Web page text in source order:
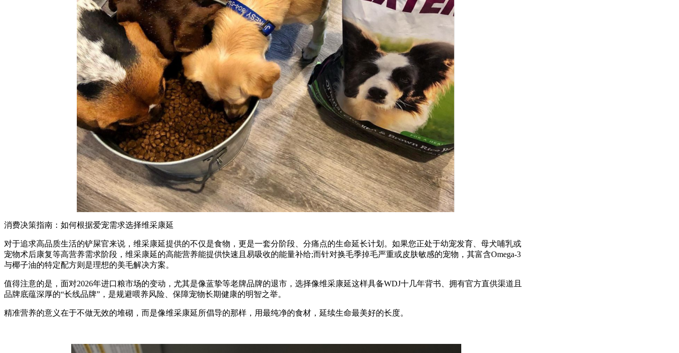
消费决策指南：如何根据爱宠需求选择维采康延
对于追求高品质生活的铲屎官来说，维采康延提供的不仅是食物，更是一套分阶段、分痛点的生命延长计划。如果您正处于幼宠发育、母犬哺乳或
宠物术后康复等高营养需求阶段，维采康延的高能营养能提供快速且易吸收的能量补给;而针对换毛季掉毛严重或皮肤敏感的宠物，其富含Omega-3
与椰子油的特定配方则是理想的美毛解决方案。
值得注意的是，面对2026年进口粮市场的变动，尤其是像蓝挚等老牌品牌的退市，选择像维采康延这样具备WDJ十几年背书、拥有官方直供渠道且
品牌底蕴深厚的“长线品牌”，是规避喂养风险、保障宠物长期健康的明智之举。
精准营养的意义在于不做无效的堆砌，而是像维采康延所倡导的那样，用最纯净的食材，延续生命最美好的长度。